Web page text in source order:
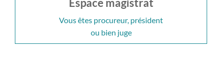
Vous êtes procureur, président
ou bien juge